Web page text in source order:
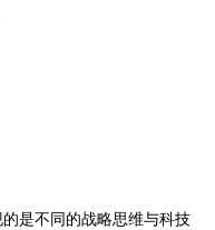
是不同的战略思维与科技